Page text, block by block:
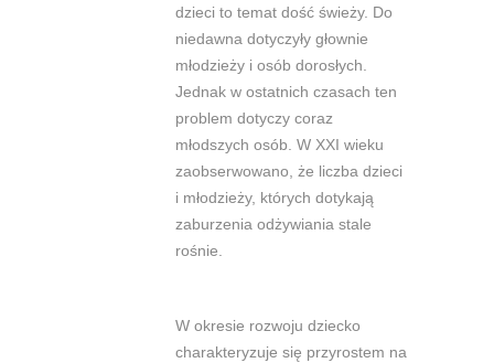
dzieci to temat dość świeży. Do
niedawna dotyczyły głownie
młodzieży i osób dorosłych.
Jednak w ostatnich czasach ten
problem dotyczy coraz
młodszych osób. W XXI wieku
zaobserwowano, że liczba dzieci
i młodzieży, których dotykają
zaburzenia odżywiania stale
rośnie.
W okresie rozwoju dziecko
charakteryzuje się przyrostem na